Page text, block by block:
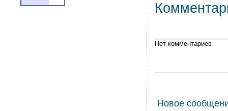
Нет комментариев
Новое